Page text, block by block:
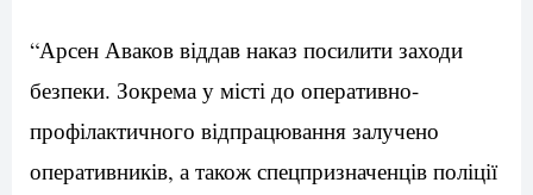
“Арсен Аваков віддав наказ посилити заходи
безпеки. Зокрема у місті до оперативно-
профілактичного відпрацювання залучено
оперативників, а також спецпризначенців поліції